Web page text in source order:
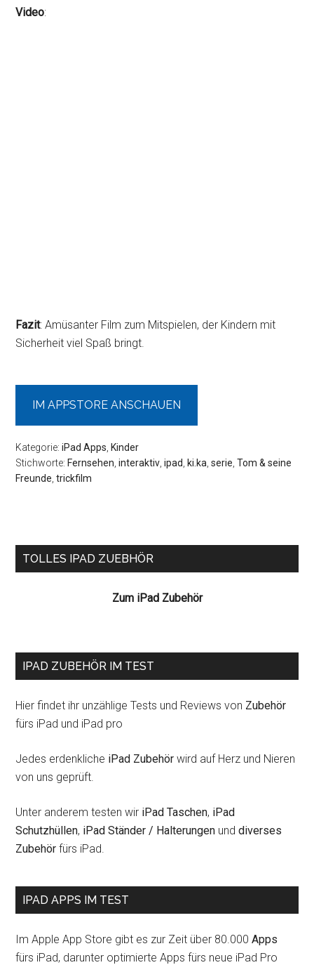
Video:
Fazit: Amüsanter Film zum Mitspielen, der Kindern mit
Sicherheit viel Spaß bringt.
IM APPSTORE ANSCHAUEN
Kategorie:iPad Apps Kinder
Stichworte: Fernsehen ,interaktiv ,ipad ki.ka ,serie ,Tom & seine
Freunde ,trickfilm
Seitenspalte
TOLLES IPAD ZUEBHÖR
Zum iPad Zubehör
IPAD ZUBEHÖR IM TEST
Hier findet ihr unzählige Tests und Reviews von Zubehör
fürs iPad und iPad pro
Jedes erdenkliche iPad Zubehör wird auf Herz und Nieren
von uns geprüft.
Unter anderem testen wir iPad Taschen, iPad
Schutzhüllen, iPad Ständer / Halterungen unddiverses
Zubehör fürs iPad.
IPAD APPS IM TEST
Im Apple App Store gibt es zur Zeit über 80.000Apps
fürs iPad, darunter optimierte Apps fürs neue iPad Pro